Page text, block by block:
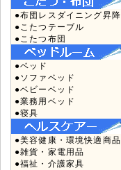
●布団レスダイニング昇降
●こたつテーブル
●こたつ布団
●ベッド
●ソファベッド
●ベビーベッド
●業務用ベッド
●寝具
●美容健康・環境快適商品
●雑貨・家電用品
●福祉・介護家具